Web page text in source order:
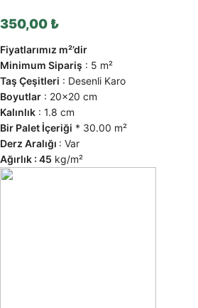
350,00 ₺
Fiyatlarımız m²’dir
Minimum Sipariş : 5 m²
Taş Çeşitleri : Desenli Karo
Boyutlar : 20×20 cm
Kalınlık : 1.8 cm
Bir Palet İçeriği * 30.00 m²
Derz Aralığı : Var
Ağırlık : 45 kg/m²